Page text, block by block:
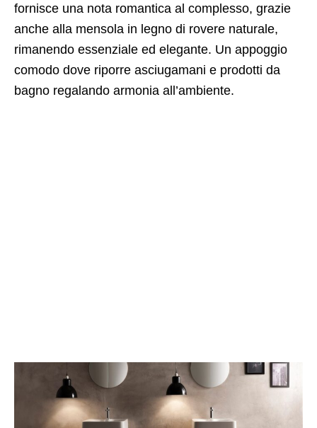
fornisce una nota romantica al complesso, grazie
anche alla mensola in legno di rovere naturale,
rimanendo essenziale ed elegante. Un appoggio
comodo dove riporre asciugamani e prodotti da
bagno regalando armonia all’ambiente.